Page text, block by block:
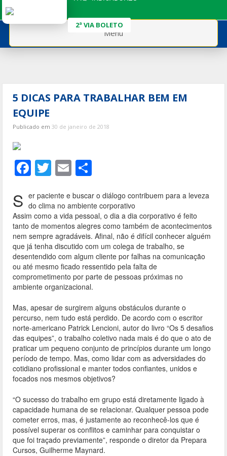
para
2ª VIA BOLETO
Menu
5 DICAS PARA TRABALHAR BEM EM
EQUIPE
Publicado em30 de janeiro de 2018
F
ac
e
b
o
o
k
T
w
itt
er
E
m
ai
l
ar
e
S er paciente e buscar o diálogo contribuem para a leveza
do clima no ambiente corporativo
Assim como a vida pessoal, o dia a dia corporativo é feito
tanto de momentos alegres como também de acontecimentos
nem sempre agradáveis. Afinal, não é difícil conhecer alguém
que já tenha discutido com um colega de trabalho, se
desentendido com algum cliente por falhas na comunicação
ou até mesmo ficado ressentido pela falta de
comprometimento por parte de pessoas próximas no
ambiente organizacional.
Mas, apesar de surgirem alguns obstáculos durante o
percurso, nem tudo está perdido. De acordo com o escritor
norte-americano Patrick Lencioni, autor do livro “Os 5 desafios
das equipes”, o trabalho coletivo nada mais é do que o ato de
praticar um pequeno conjunto de princípios durante um longo
período de tempo. Mas, como lidar com as adversidades do
cotidiano profissional e manter todos confiantes, unidos e
focados nos mesmos objetivos?
“O sucesso do trabalho em grupo está diretamente ligado à
capacidade humana de se relacionar. Qualquer pessoa pode
cometer erros, mas, é justamente ao reconhecê-los que é
possível superar os conflitos e caminhar para conquistar o
que foi traçado previamente”, responde o diretor da Prepara
Cursos, Guilherme Maynard.